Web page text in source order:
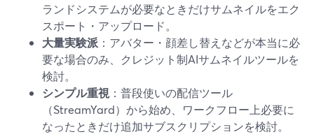
ランドシステムが必要なときだけサムネイルをエク
スポート・アップロード。
大量実験派 ：アバター・顔差し替えなどが本当に必
要な場合のみ、クレジット制AIサムネイルツールを
検討。
シンプル重視 ：普段使いの配信ツール
（StreamYard）から始め、ワークフロー上必要に
なったときだけ追加サブスクリプションを検討。